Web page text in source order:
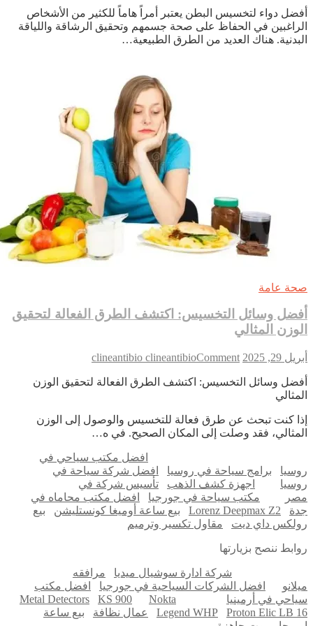
أفضل
دواء
دواء لتخسيس البطن يعتبر أمراً هاماً للكثير من الأشخاص
في الحفاظ على صحة جسمهم وتحقيق الرشاقة واللياقة
هناك العديد من الطرق الطبيعية…
عامة
وسائل التخسيس: اكتشف الطرق الفعالة لتحقيق
المثالي
2025
clineantibio clineantibioComment
on
وسائل
الطرق
الفعالة
الوزن
المثالي
وسائل التخسيس: اكتشف الطرق الفعالة لتحقيق الوزن
كنت تبحث عن طرق فعالة للتخسيس والوصول إلى الوزن
فقد وصلت إلى المكان الصحيح. في ه…
افضل مكتب سياحي في
برامج سياحة في روسيا
افضل شركة سياحة في
اجهزة كشف الذهب
تأسيس شركة في
مكتب سياحة في جورجيا
افضل مكتب محاماه في
Lorenz Deepmax Z2 بيع ساعة أوميغا كونستليشن
بيع
داي ديت
مقاول تكسير وترميم
ننصح بزيارتها
شركة ادارة سوشيال ميديا
مرافقه
افضل الشركات السياحية في جورجيا
افضل مكتب
في أرمينيا
Metal Detectors KS 900
Nokta
Legend WHP
Proton Elic LB عمال نظافة
بيع ساعة